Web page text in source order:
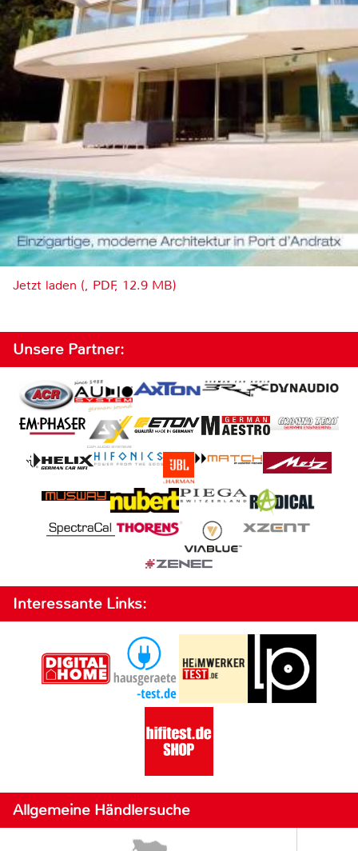
Jetzt laden (, PDF, 12.9 MB)
Unsere Partner:
Interessante Links:
Allgemeine Händlersuche